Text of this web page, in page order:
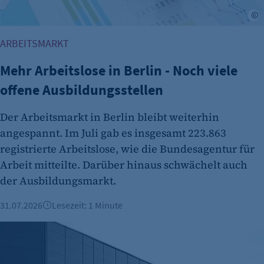
Einverständnis-Optionen des Benutzers
Cookie Laufzeit:
1 Jahr
etracker Analytics
Name:
ARBEITSMARKT
Mehr Arbeitslose in Berlin - Noch viele
offene Ausbildungsstellen
Der Arbeitsmarkt in Berlin bleibt weiterhin
angespannt. Im Juli gab es insgesamt 223.863
registrierte Arbeitslose, wie die Bundesagentur für
Arbeit mitteilte. Darüber hinaus schwächelt auch
der Ausbildungsmarkt.
31.07.2026 Lesezeit: 1 Minute
Ausbau in Grünheide: 3.500 neue Jobs bei Tesla geplant